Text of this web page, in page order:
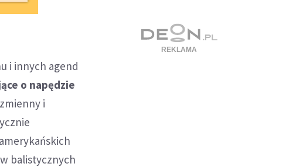
i innych agend
o napędzie
i
balistycznych